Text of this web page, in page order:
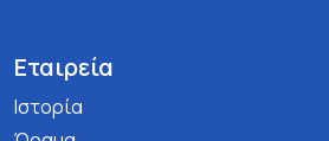
Εταιρεία
Ιστορία